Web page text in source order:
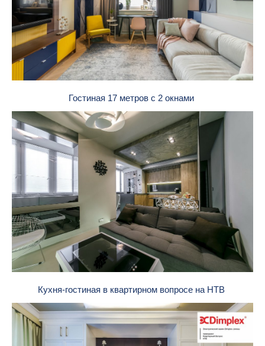
Гостиная 17 метров с 2 окнами
Кухня-гостиная в квартирном вопросе на НТВ